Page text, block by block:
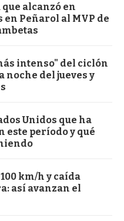
que alcanzó en
Peñarol al MVP de
intenso" del ciclón
noche del jueves y
Unidos que ha
este período y qué
km/h y caída
así avanzan el